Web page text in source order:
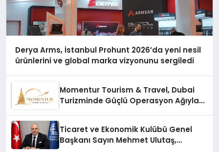
Derya Arms, İstanbul Prohunt 2026’da yeni nesil
ürünlerini ve global marka vizyonunu sergiledi
Momentur Tourism & Travel, Dubai
Turizminde Güçlü Operasyon Ağıyla
Ticaret ve Ekonomik Kulübü Genel
Başkanı Sayın Mehmet Ulutaş,